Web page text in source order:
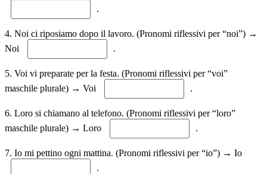
.
4. Noi ci riposiamo dopo il lavoro. (Pronomi riflessivi per “noi”) →
Noi
.
5. Voi vi preparate per la festa. (Pronomi riflessivi per “voi”
maschile plurale) → Voi
.
6. Loro si chiamano al telefono. (Pronomi riflessivi per “loro”
maschile plurale) → Loro
.
7. Io mi pettino ogni mattina. (Pronomi riflessivi per “io”) → Io
.